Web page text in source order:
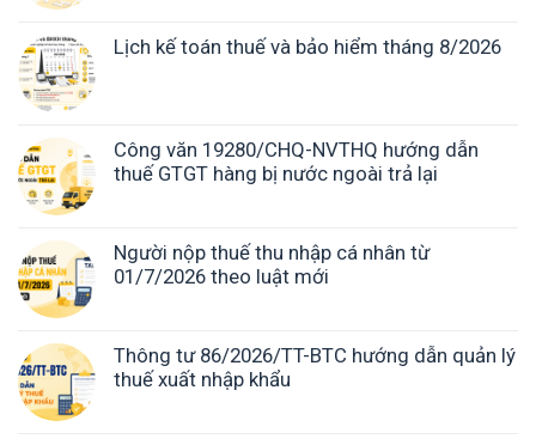
Lịch kế toán thuế và bảo hiểm tháng 8/2026
Công văn 19280/CHQ-NVTHQ hướng dẫn
thuế GTGT hàng bị nước ngoài trả lại
Người nộp thuế thu nhập cá nhân từ
01/7/2026 theo luật mới
Thông tư 86/2026/TT-BTC hướng dẫn quản lý
thuế xuất nhập khẩu